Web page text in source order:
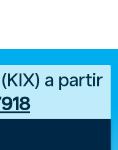
a partir